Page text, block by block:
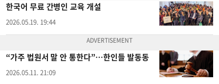
한국어 무료 간병인 교육 개설
2026.05.19. 19:44
“가주 법원서 말 안 통한다”…한인들 발동동
2026.05.11. 21:09